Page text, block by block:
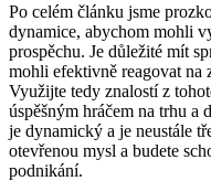
Po celém článku jsme
dynamice, abychom mohli
prospěchu. Je důležité mít
mohli efektivně reagovat na
Využijte tedy znalostí z
úspěšným hráčem na trhu a
je dynamický a je neustále
otevřenou mysl a budete
podnikání.